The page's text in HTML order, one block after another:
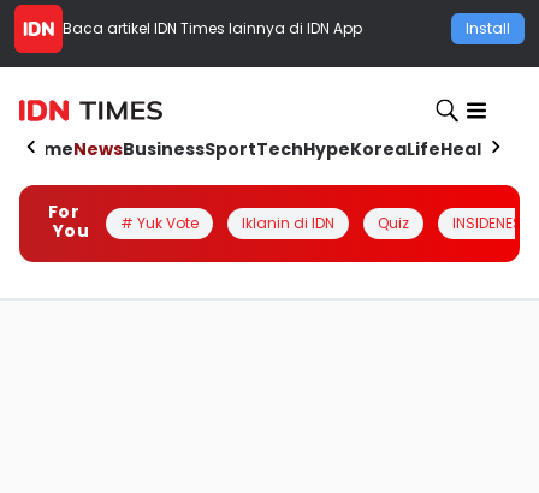
Baca artikel IDN Times lainnya di IDN App Install
HomeNewsBusinessSportTechHypeKoreaLifeHealth
For
You
# Yuk Vote Iklanin di IDN Quiz INSIDENESIA